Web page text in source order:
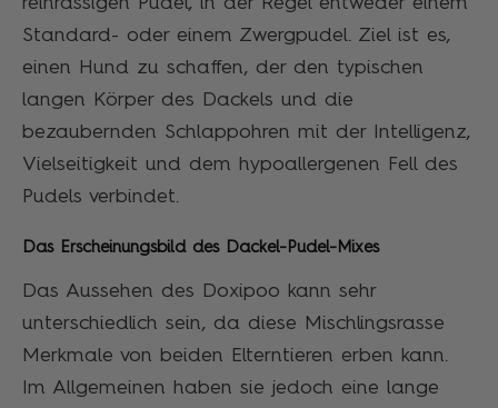
Standard- oder einem Zwergpudel. Ziel ist es,
einen Hund zu schaffen, der den typischen
langen Körper des Dackels und die
bezaubernden Schlappohren mit der Intelligenz,
Vielseitigkeit und dem hypoallergenen Fell des
Pudels verbindet.
Das Erscheinungsbild des Dackel-Pudel-Mixes
Das Aussehen des Doxipoo kann sehr
unterschiedlich sein, da diese Mischlingsrasse
Merkmale von beiden Elterntieren erben kann.
Im Allgemeinen haben sie jedoch eine lange